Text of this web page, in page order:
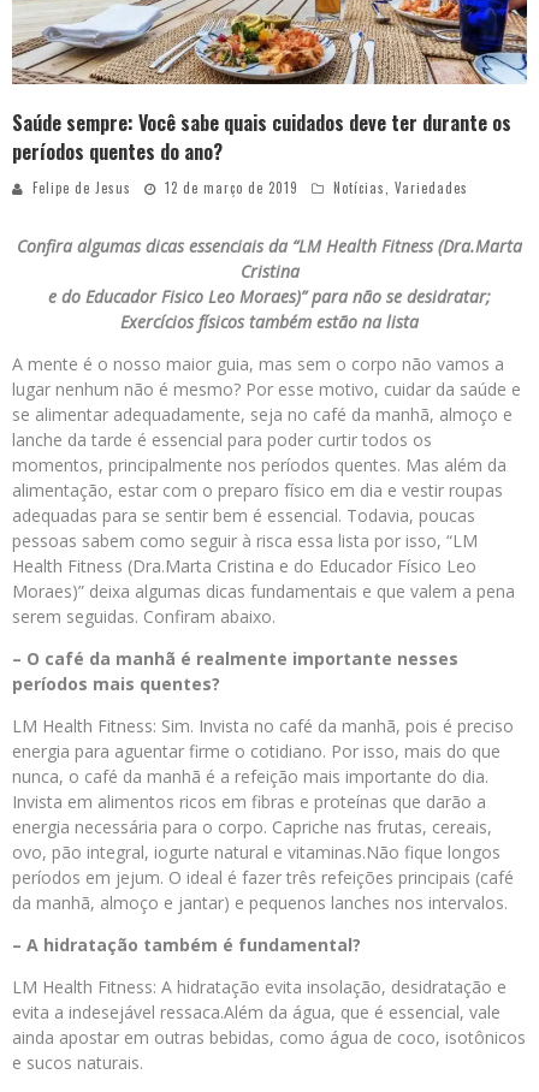
Saúde sempre: Você sabe quais cuidados deve ter durante os
períodos quentes do ano?
Felipe de Jesus 12 de março de 2019 Notícias, Variedades
Confira algumas dicas essenciais da “LM Health Fitness (Dra.Marta
Cristina
e do Educador Fisico Leo Moraes)” para não se desidratar;
Exercícios físicos também estão na lista
A mente é o nosso maior guia, mas sem o corpo não vamos a
lugar nenhum não é mesmo? Por esse motivo, cuidar da saúde e
se alimentar adequadamente, seja no café da manhã, almoço e
lanche da tarde é essencial para poder curtir todos os
momentos, principalmente nos períodos quentes. Mas além da
alimentação, estar com o preparo físico em dia e vestir roupas
adequadas para se sentir bem é essencial. Todavia, poucas
pessoas sabem como seguir à risca essa lista por isso, “LM
Health Fitness (Dra.Marta Cristina e do Educador Físico Leo
Moraes)” deixa algumas dicas fundamentais e que valem a pena
serem seguidas. Confiram abaixo.
– O café da manhã é realmente importante nesses
períodos mais quentes?
LM Health Fitness: Sim. Invista no café da manhã, pois é preciso
energia para aguentar firme o cotidiano. Por isso, mais do que
nunca, o café da manhã é a refeição mais importante do dia.
Invista em alimentos ricos em fibras e proteínas que darão a
energia necessária para o corpo. Capriche nas frutas, cereais,
ovo, pão integral, iogurte natural e vitaminas.Não fique longos
períodos em jejum. O ideal é fazer três refeições principais (café
da manhã, almoço e jantar) e pequenos lanches nos intervalos.
– A hidratação também é fundamental?
LM Health Fitness: A hidratação evita insolação, desidratação e
evita a indesejável ressaca.Além da água, que é essencial, vale
ainda apostar em outras bebidas, como água de coco, isotônicos
e sucos naturais.